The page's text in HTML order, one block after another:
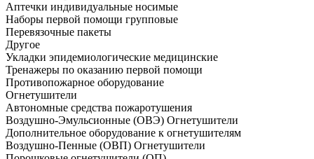
Аптечки индивидуальные носимые
Наборы первой помощи групповые
Перевязочные пакеты
Другое
Укладки эпидемиологические медицинские
Тренажеры по оказанию первой помощи
Противопожарное оборудование
Огнетушители
Автономные средства пожаротушения
Воздушно-Эмульсионные (ОВЭ) Огнетушители
Дополнительное оборудование к огнетушителям
Воздушно-Пенные (ОВП) Огнетушители